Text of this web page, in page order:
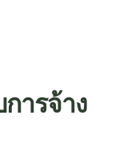
ารจ้าง